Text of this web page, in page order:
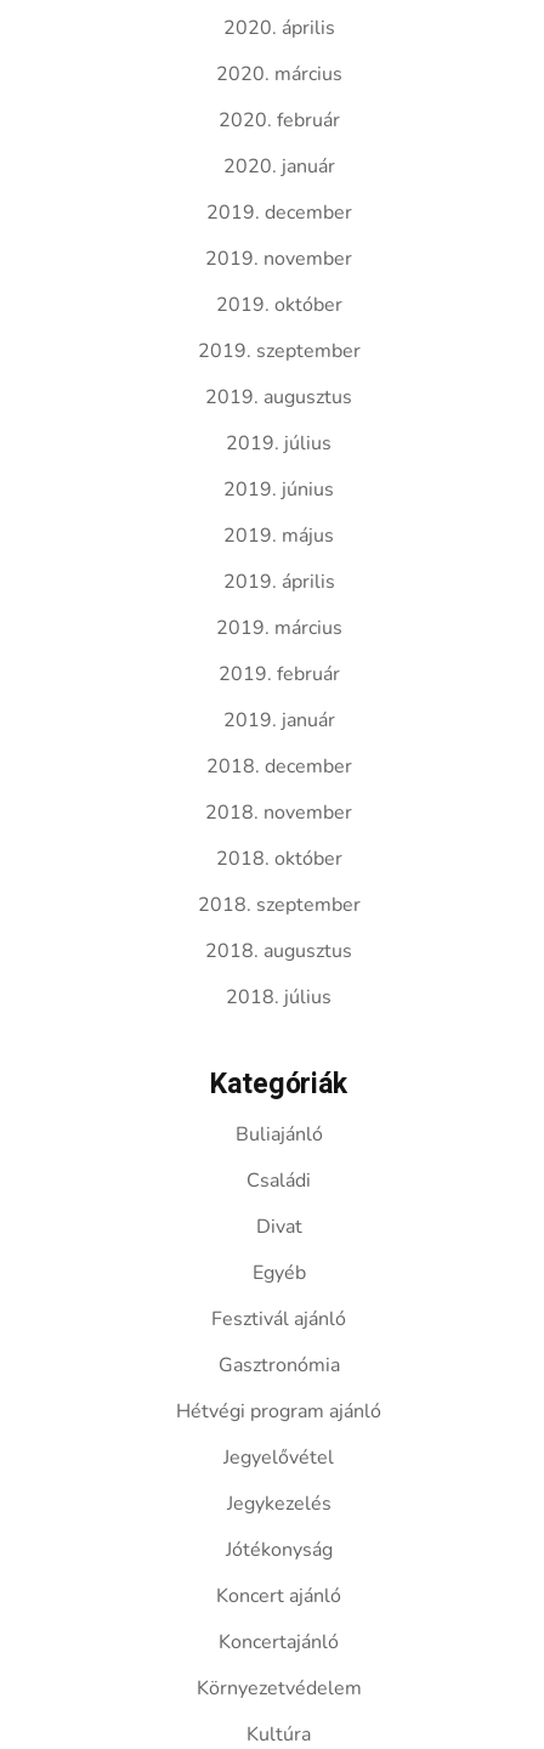
2020. április
2020. március
2020. február
2020. január
2019. december
2019. november
2019. október
2019. szeptember
2019. augusztus
2019. július
2019. június
2019. május
2019. április
2019. március
2019. február
2019. január
2018. december
2018. november
2018. október
2018. szeptember
2018. augusztus
2018. július
Kategóriák
Buliajánló
Családi
Divat
Egyéb
Fesztivál ajánló
Gasztronómia
Hétvégi program ajánló
Jegyelővétel
Jegykezelés
Jótékonyság
Koncert ajánló
Koncertajánló
Környezetvédelem
Kultúra